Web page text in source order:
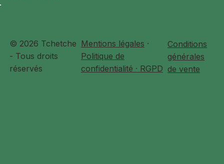
© 2026 Tchetche
- Tous droits
réservés
Mentions légales ·
Politique de
confidentialité · RGPD
Conditions
générales
de vente